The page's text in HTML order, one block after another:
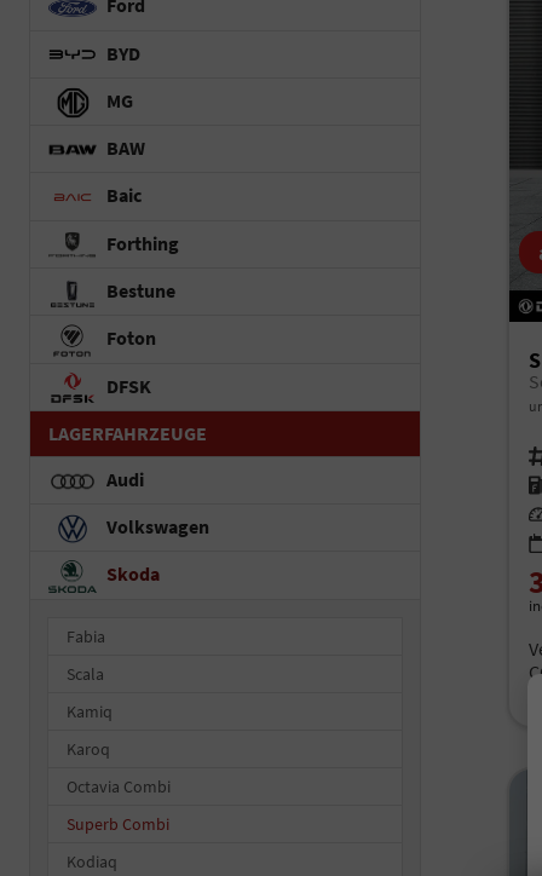
Ford
BYD
MG
BAW
Baic
Forthing
Bestune
Foton
DFSK
LAGERFAHRZEUGE
Audi
Volkswagen
Skoda
Fabia
Scala
Kamiq
Karoq
Octavia Combi
Superb Combi
Kodiaq